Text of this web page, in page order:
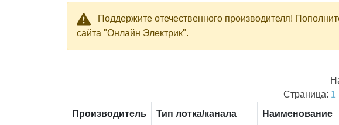
Поддержите отечественного производителя!
сайта "Онлайн Электрик".
Страница: 1
Производитель
Тип лотка/канала Наименование